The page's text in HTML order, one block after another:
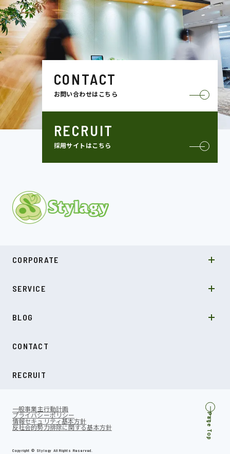
CONTACT
お問い合わせはこちら
RECRUIT
採用サイトはこちら
CORPORATE
COMPANY
NEWS
SERVICE
受託開発
BLOG
SDGs
CONTACT
RECRUIT
Copyright © Stylagy All Rights Reserved.
一般事業主行動計画
プライバシーポリシー
情報セキュリティ基本方針
反社会的勢力排除に関する基本方針 Page Top